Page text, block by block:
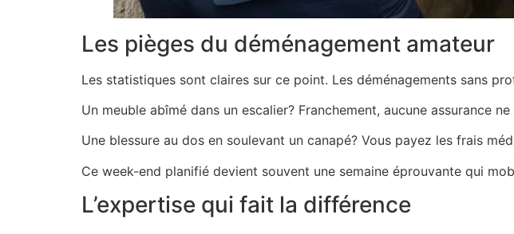
Les pièges du déménagement amateur
Les statistiques sont claires sur ce point. Les déménagements sans
Un meuble abîmé dans un escalier? Franchement, aucune assurance
Une blessure au dos en soulevant un canapé? Vous payez les frais
Ce week-end planifié devient souvent une semaine éprouvante qui
L’expertise qui fait la différence